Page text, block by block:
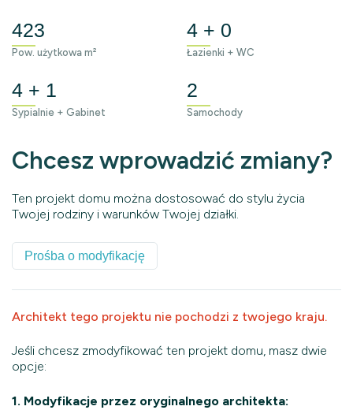
423
Pow. użytkowa m²
4 + 0
Łazienki + WC
4 + 1
Sypialnie + Gabinet
2
Samochody
Chcesz wprowadzić zmiany?
Ten projekt domu można dostosować do stylu życia
Twojej rodziny i warunków Twojej działki.
Prośba o modyfikację
Architekt tego projektu nie pochodzi z twojego kraju.
Jeśli chcesz zmodyfikować ten projekt domu, masz dwie
opcje:
1. Modyfikacje przez oryginalnego architekta: